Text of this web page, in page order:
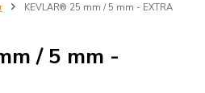
KEVLAR® 25 mm / 5 mm - EXTRA
/ 5 mm -